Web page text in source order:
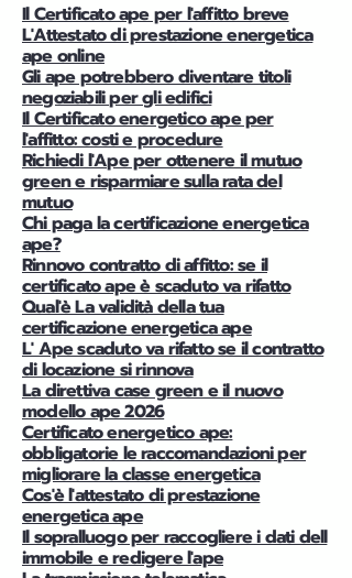
Il Certificato ape per l'affitto breve
L'Attestato di prestazione energetica
ape online
Gli ape potrebbero diventare titoli
negoziabili per gli edifici
Il Certificato energetico ape per
l'affitto: costi e procedure
Richiedi l'Ape per ottenere il mutuo
green e risparmiare sulla rata del
mutuo
Chi paga la certificazione energetica
ape?
Rinnovo contratto di affitto: se il
certificato ape è scaduto va rifatto
Qual'è La validità della tua
certificazione energetica ape
L' Ape scaduto va rifatto se il contratto
di locazione si rinnova
La direttiva case green e il nuovo
modello ape 2026
Certificato energetico ape:
obbligatorie le raccomandazioni per
migliorare la classe energetica
Cos'è l'attestato di prestazione
energetica ape
Il sopralluogo per raccogliere i dati dell
immobile e redigere l'ape